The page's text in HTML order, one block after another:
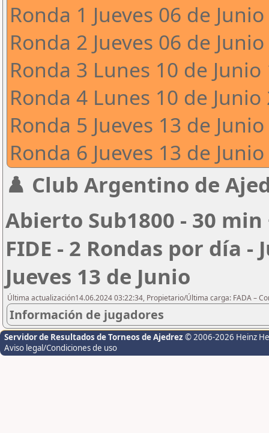
Ronda 1 Jueves 06 de
Ronda 2 Jueves 06 de
Ronda 3 Lunes 10 de Junio
Ronda 4 Lunes 10 de Junio
Ronda 5 Jueves 13 de
Ronda 6 Jueves 13 de
♟️ Club Argentino de
Abierto Sub1800 - 30 min
FIDE - 2 Rondas por día -
Jueves 13 de Junio
Última actualización14.06.2024 03:22:34, Propietario/Última carga: FADA –
Información de jugadores
Servidor de Resultados de Torneos de Ajedrez © 2006-2026 Heinz
Aviso legal/Condiciones de uso